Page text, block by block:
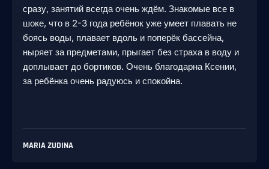
сразу, занятий всегда очень ждём. Знакомые все в
шоке, что в 2-3 года ребёнок уже умеет плавать не
боясь воды, плавает вдоль и поперёк бассейна,
ныряет за предметами, прыгает без страха в воду и
доплывает до бортиков. Очень благодарна Ксении,
за ребёнка очень радуюсь и спокойна.
MARIA ZUDINA